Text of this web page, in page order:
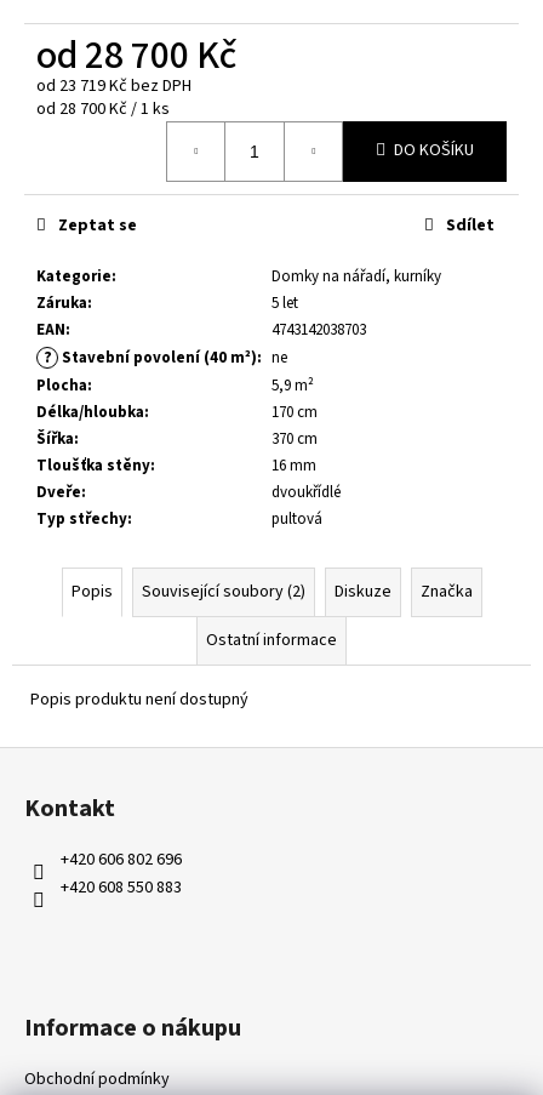
od28 700 Kč
od 23 719 Kčbez DPH
Měrná
od 28 700 Kč / 1 ks
DO KOŠÍKU
Kategorie:
Domky na nářadí, kurníky
Záruka:
5 let
EAN: 4743142038703
? Stavební povolení (40 m²): ne
Plocha:
5,9 m²
Délka/hloubka:
170 cm
Šířka:
370 cm
Tloušťka stěny:
16 mm
Dveře:
dvoukřídlé
Typ střechy: pultová
Zeptat se Sdílet
Popis Související soubory (2) Diskuze
Značka
Ostatní informace
Popis produktu není dostupný
e
m
DĚTSKÝ
DOMEK
3,1
M²
24
100
Kč
Původně:
28
380
Kč
Z
Kontakt
+420 606 802 696
+420 608 550 883
Informace o nákupu
Obchodní podmínky